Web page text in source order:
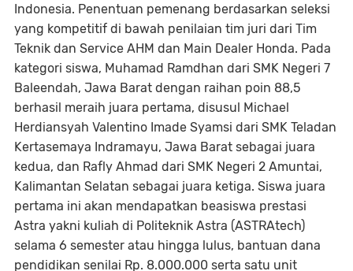
Indonesia. Penentuan pemenang berdasarkan seleksi
yang kompetitif di bawah penilaian tim juri dari Tim
Teknik dan Service AHM dan Main Dealer Honda. Pada
kategori siswa, Muhamad Ramdhan dari SMK Negeri 7
Baleendah, Jawa Barat dengan raihan poin 88,5
berhasil meraih juara pertama, disusul Michael
Herdiansyah Valentino Imade Syamsi dari SMK Teladan
Kertasemaya Indramayu, Jawa Barat sebagai juara
kedua, dan Rafly Ahmad dari SMK Negeri 2 Amuntai,
Kalimantan Selatan sebagai juara ketiga. Siswa juara
pertama ini akan mendapatkan beasiswa prestasi
Astra yakni kuliah di Politeknik Astra (ASTRAtech)
selama 6 semester atau hingga lulus, bantuan dana
pendidikan senilai Rp. 8.000.000 serta satu unit